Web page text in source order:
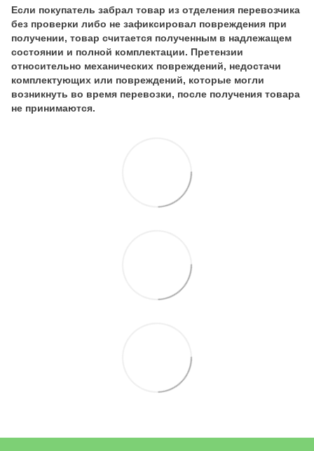
Если покупатель забрал товар из отделения перевозчика
без проверки либо не зафиксировал повреждения при
получении, товар считается полученным в надлежащем
состоянии и полной комплектации. Претензии
относительно механических повреждений, недостачи
комплектующих или повреждений, которые могли
возникнуть во время перевозки, после получения товара
не принимаются.